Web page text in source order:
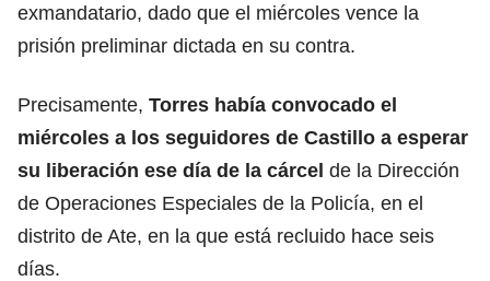
exmandatario, dado que el miércoles vence la
prisión preliminar dictada en su contra.
Precisamente, Torres había convocado el
miércoles a los seguidores de Castillo a esperar
su liberación ese día de la cárcel de la Dirección
de Operaciones Especiales de la Policía, en el
distrito de Ate, en la que está recluido hace seis
días.